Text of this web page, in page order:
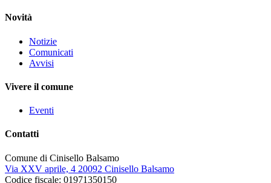
Novità
Notizie
Comunicati
Avvisi
Vivere il comune
Eventi
Contatti
Comune di Cinisello Balsamo
Via XXV aprile, 4 20092 Cinisello Balsamo
Codice fiscale: 01971350150